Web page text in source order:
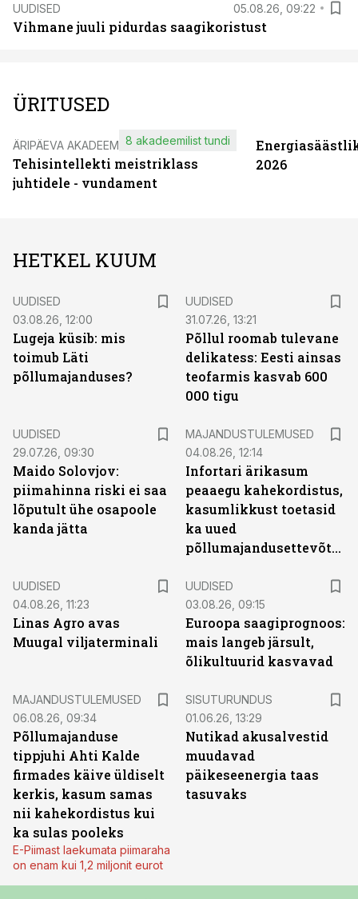
UUDISED 05.08.26, 09:22
Vihmane juuli pidurdas saagikoristust
ÜRITUSED
ÄRIPÄEVA AKADEEMIA
Tehisintellekti meistriklass
juhtidele - vundament
8 akadeemilist tundi
2026
HETKEL KUUM
UUDISED
03.08.26, 12:00
Lugeja küsib: mis
toimub Läti
põllumajanduses?
UUDISED
31.07.26, 13:21
Põllul roomab tulevane
delikatess: Eesti ainsas
teofarmis kasvab 600
000 tigu
UUDISED
29.07.26, 09:30
Maido Solovjov:
piimahinna riski ei saa
lõputult ühe osapoole
kanda jätta
MAJANDUSTULEMUSED
04.08.26, 12:14
Infortari ärikasum
peaaegu kahekordistus,
kasumlikkust toetasid
ka uued
põllumajandusettevõtted
UUDISED
04.08.26, 11:23
Linas Agro avas
Muugal viljaterminali
UUDISED
03.08.26, 09:15
Euroopa saagiprognoos:
mais langeb järsult,
õlikultuurid kasvavad
MAJANDUSTULEMUSED
06.08.26, 09:34
Põllumajanduse
tippjuhi Ahti Kalde
firmades käive üldiselt
kerkis, kasum samas
nii kahekordistus kui
ka sulas pooleks
E-Piimast laekumata piimaraha
on enam kui 1,2 miljonit eurot
SISUTURUNDUS
01.06.26, 13:29
Nutikad akusalvestid
muudavad
päikeseenergia taas
tasuvaks